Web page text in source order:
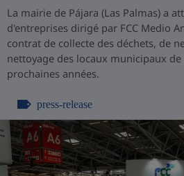
La mairie de Pájara (Las Palmas) a
d'entreprises dirigé par FCC Medio
contrat de collecte des déchets, de
nettoyage des locaux municipaux
prochaines années.
press-release